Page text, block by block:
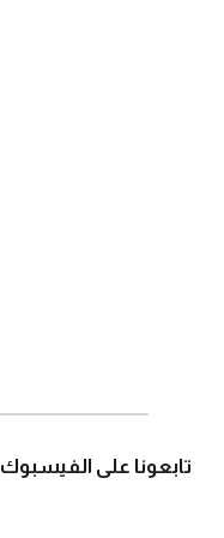
تابعونا على الفيسبوك